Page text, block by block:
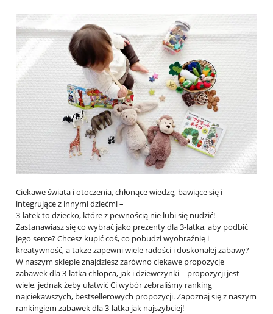
Ciekawe świata i otoczenia, chłonące wiedzę, bawiące się i
integrujące z innymi dziećmi –
3-latek to dziecko, które z pewnością nie lubi się nudzić!
Zastanawiasz się co wybrać jako prezenty dla 3-latka, aby podbić
jego serce? Chcesz kupić coś, co pobudzi wyobraźnię i
kreatywność, a także zapewni wiele radości i doskonałej zabawy?
W naszym sklepie znajdziesz zarówno ciekawe propozycje
zabawek dla 3-latka chłopca, jak i dziewczynki – propozycji jest
wiele, jednak żeby ułatwić Ci wybór zebraliśmy ranking
najciekawszych, bestsellerowych propozycji. Zapoznaj się z naszym
rankingiem zabawek dla 3-latka jak najszybciej!